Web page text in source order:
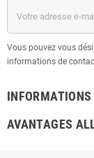
Vous pouvez vous
informations de
INFORMATIONS
AVANTAGES